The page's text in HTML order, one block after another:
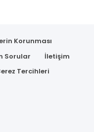
Korunması
Sorular
İletişim
Tercihleri